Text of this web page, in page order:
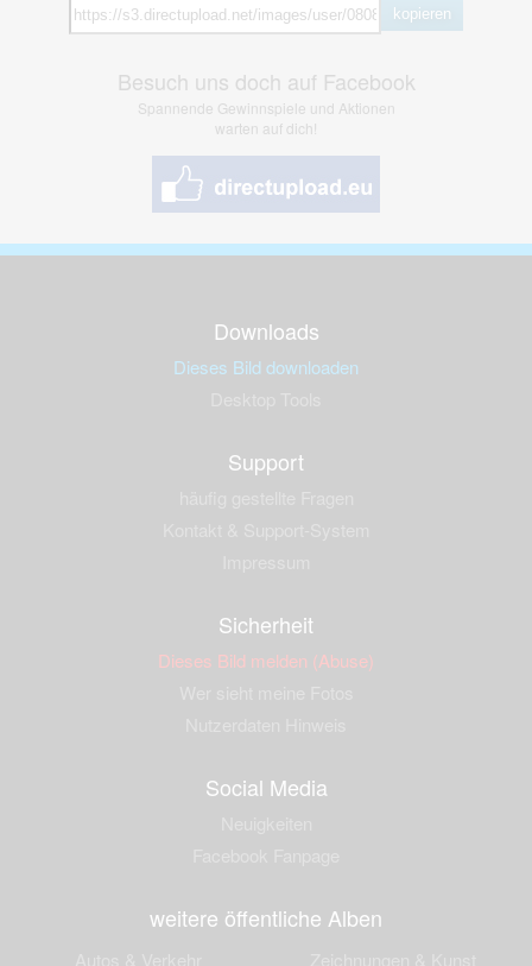
kopieren
Besuch uns doch auf Facebook
Spannende Gewinnspiele und Aktionen
warten auf dich!
Downloads
Dieses Bild downloaden
Support
Sicherheit
Dieses Bild melden (Abuse)
Social Media
weitere öffentliche Alben